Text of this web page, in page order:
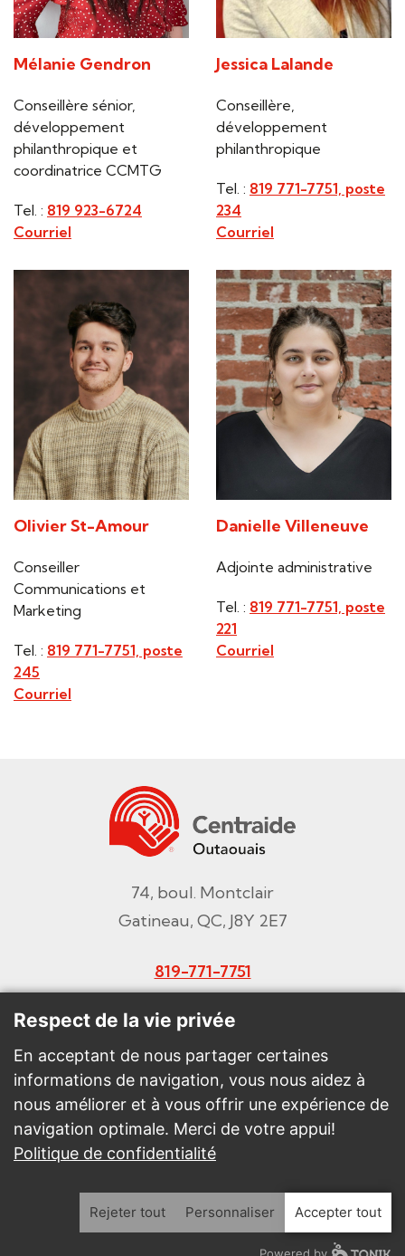
Mélanie Gendron
Conseillère sénior,
développement
philanthropique et
coordinatrice CCMTG
Tel. : 819 923-6724
Courriel
Jessica Lalande
Conseillère,
développement
philanthropique
Tel. : 819 771-7751, poste
234
Courriel
Olivier St-Amour
Conseiller
Communications et
Marketing
Tel. : 819 771-7751, poste
245
Courriel
Danielle Villeneuve
Adjointe administrative
Tel. : 819 771-7751, poste
221
Courriel
74, boul. Montclair
Gatineau, QC, J8Y 2E7
819-771-7751
Courriel
Faire un don
Intranet
2026 - Tous droits réservés. © Centraide Outaouais
Respect de la vie privée
En acceptant de nous partager certaines
informations de navigation, vous nous aidez à
nous améliorer et à vous offrir une expérience de
navigation optimale. Merci de votre appui!
Politique de confidentialité
Rejeter tout Personnaliser Accepter tout